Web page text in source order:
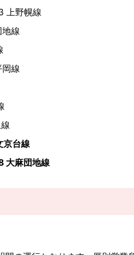
上野幌線
地線
岡線
京台線
大麻団地線